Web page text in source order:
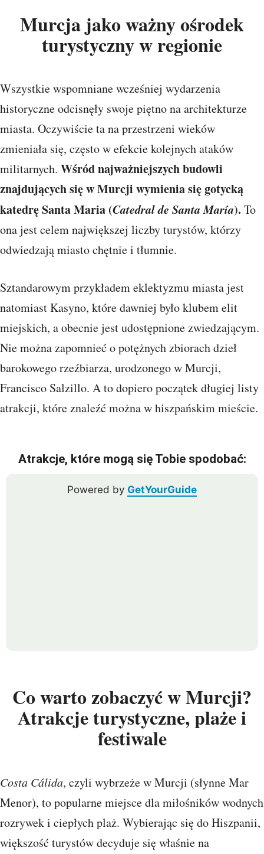
Murcja jako ważny ośrodek
turystyczny w regionie
Wszystkie wspomniane wcześniej wydarzenia
historyczne odcisnęły swoje piętno na architekturze
miasta. Oczywiście ta na przestrzeni wieków
zmieniała się, często w efekcie kolejnych ataków
militarnych. Wśród najważniejszych budowli
znajdujących się w Murcji wymienia się gotycką
katedrę Santa Maria (Catedral de Santa María). To
ona jest celem największej liczby turystów, którzy
odwiedzają miasto chętnie i tłumnie.
Sztandarowym przykładem eklektyzmu miasta jest
natomiast Kasyno, które dawniej było klubem elit
miejskich, a obecnie jest udostępnione zwiedzającym.
Nie można zapomnieć o potężnych zbiorach dzieł
barokowego rzeźbiarza, urodzonego w Murcji,
Francisco Salzillo. A to dopiero początek długiej listy
atrakcji, które znaleźć można w hiszpańskim mieście.
Atrakcje, które mogą się Tobie spodobać:
Powered by GetYourGuide
Co warto zobaczyć w Murcji?
Atrakcje turystyczne, plaże i
festiwale
Costa Cálida, czyli wybrzeże w Murcji (słynne Mar
Menor), to popularne miejsce dla miłośników wodnych
rozrywek i ciepłych plaż. Wybierając się do Hiszpanii,
większość turystów decyduje się właśnie na